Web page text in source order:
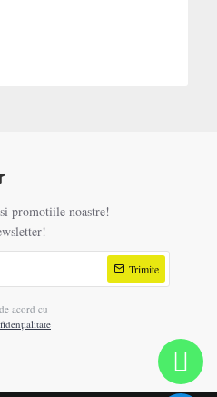
promotiile noastre!
Trimite
acord cu